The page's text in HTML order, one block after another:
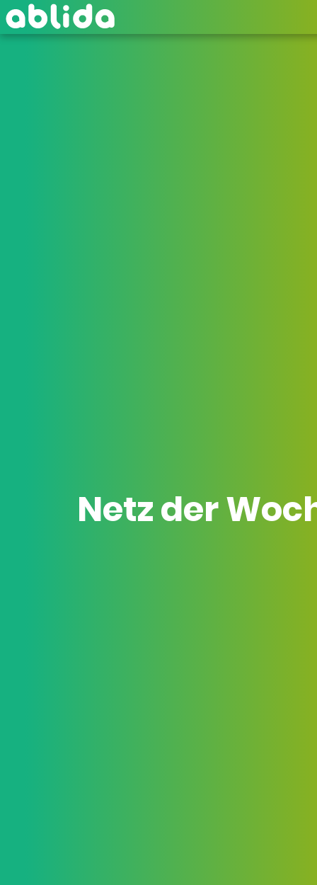
Netz der